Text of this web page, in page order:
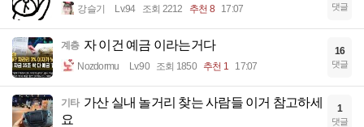
강슬기 Lv.94 조회 2212 추천 8 17:07 댓글
계층 자 이건 예금 이라는거다
Nozdormu Lv.90 조회 1850 추천 1 17:07
16
댓글
기타 가산 실내 놀거리 찾는 사람들 이거 참고하세
요
1
댓글